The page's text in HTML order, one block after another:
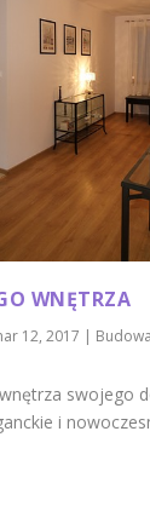
WNĘTRZA
12, 2017 |
wnętrza swojego
i